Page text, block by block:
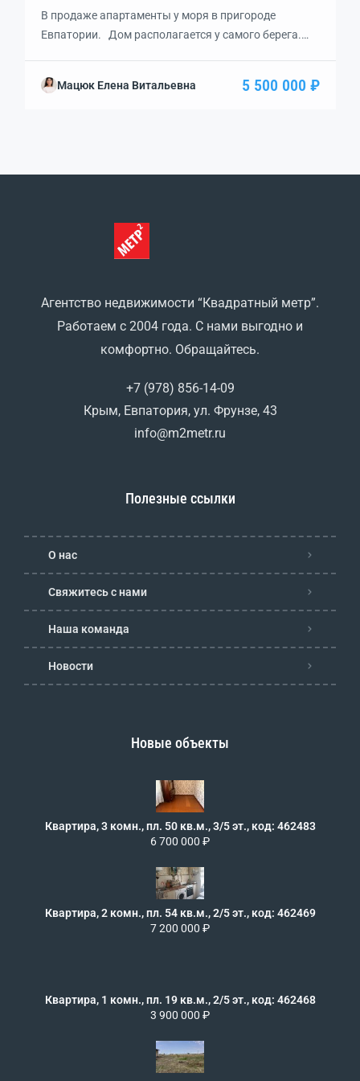
В продаже апартаменты у моря в пригороде
Евпатории. Дом располагается у самого берега.
отдыха. Настоящая евродвушка общей площадью
Мацюк Елена Витальевна 5 500 000 ₽
Агентство недвижимости “Квадратный метр”.
Работаем с 2004 года. С нами выгодно и
комфортно. Обращайтесь.
+7 (978) 856-14-09
Крым, Евпатория, ул. Фрунзе, 43
info@m2metr.ru
Полезные ссылки
О нас
Свяжитесь с нами
Наша команда
Новости
Новые объекты
Квартира, 3 комн., пл. 50 кв.м., 3/5 эт., код: 462483
6 700 000 ₽
Квартира, 2 комн., пл. 54 кв.м., 2/5 эт., код: 462469
7 200 000 ₽
Квартира, 1 комн., пл. 19 кв.м., 2/5 эт., код: 462468
3 900 000 ₽